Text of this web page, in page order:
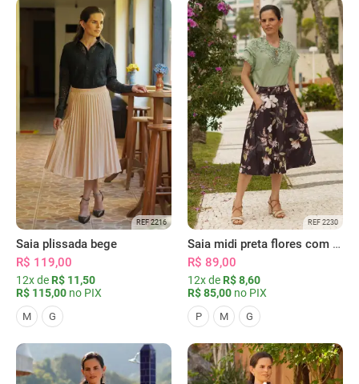
REF 2216
Saia plissada bege
R$ 119,00
12x de R$ 11,50
R$ 115,00 no PIX
M G
REF 2230
Saia midi preta flores com bolsos
R$ 89,00
12x de R$ 8,60
R$ 85,00 no PIX
P M G